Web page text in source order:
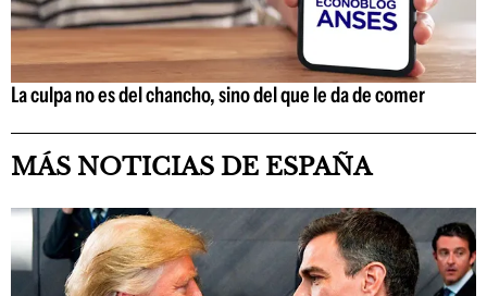
La culpa no es del chancho, sino del que le da de comer
MÁS NOTICIAS DE ESPAÑA